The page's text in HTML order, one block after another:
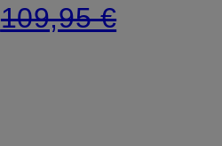
109,95 €